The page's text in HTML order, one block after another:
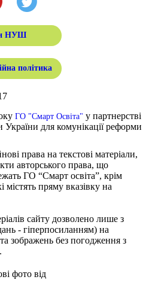
НУШ
політика
ГО "Смарт Освіта" у партнерстві
України для комунікації реформи
права на текстові матеріали,
авторського права, що
ГО “Смарт освіта”, крім
містять пряму вказівку на
сайту дозволено лише з
- гіперпосиланням) на
зображень без погодження з
фото від